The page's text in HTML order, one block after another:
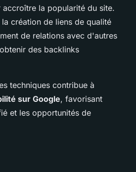
la popularité du site.
création de liens de qualité
de relations avec d'autres
des backlinks
techniques contribue à
sur Google, favorisant
et les opportunités de